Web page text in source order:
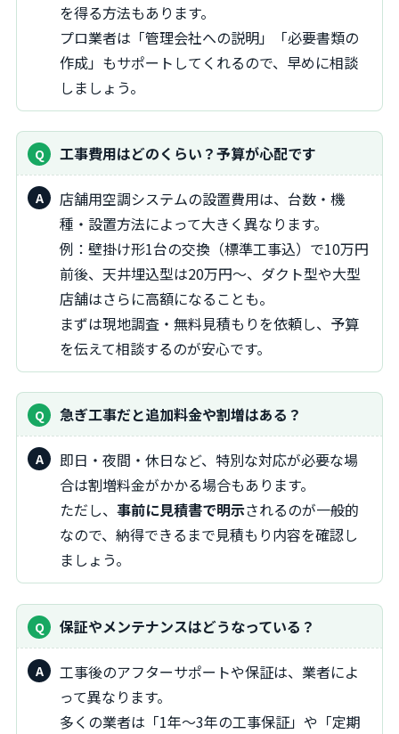
を得る方法もあります。
プロ業者は「管理会社への説明」「必要書類の
作成」もサポートしてくれるので、早めに相談
しましょう。
工事費用はどのくらい？予算が心配です
店舗用空調システムの設置費用は、台数・機
種・設置方法によって大きく異なります。
例：壁掛け形1台の交換（標準工事込）で10万円
前後、天井埋込型は20万円〜、ダクト型や大型
店舗はさらに高額になることも。
まずは現地調査・無料見積もりを依頼し、予算
を伝えて相談するのが安心です。
急ぎ工事だと追加料金や割増はある？
即日・夜間・休日など、特別な対応が必要な場
合は割増料金がかかる場合もあります。
ただし、 事前に見積書で明示されるのが一般的
なので、納得できるまで見積もり内容を確認し
ましょう。
保証やメンテナンスはどうなっている？
工事後のアフターサポートや保証は、業者によ
って異なります。
多くの業者は「1年〜3年の工事保証」や「定期